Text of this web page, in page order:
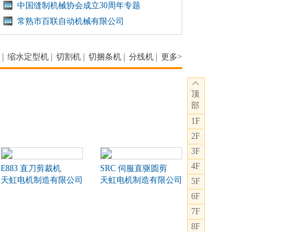
中国缝制机械协会成立30周年专题
常熟市百联自动机械有限公司
缩水定型机 切割机 切捆条机 分线机 更多>
E883 直刀剪裁机
天虹电机制造有限公司
SRC 伺服直驱圆剪
天虹电机制造有限公司
顶
部
1F
2F
3F
4F
5F
6F
7F
8F